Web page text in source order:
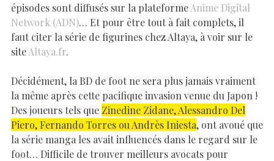
épisodes sont diffusés sur la plateformeAnime Digital
Network (ADN)… Et pour être tout à fait complets, il
faut citer la série de figurines chez Altaya, à voir sur le
siteAltaya.fr.
Décidément, la BD de foot ne sera plus jamais vraiment
la même après cette pacifique invasion venue du Japon !
Des joueurs tels que Zinedine Zidane, Alessandro Del
Piero, Fernando Torres ou Andrès Iniesta, ont avoué que
la série manga les avait influencés dans le regard sur le
foot… Difficile de trouver meilleurs avocats pour